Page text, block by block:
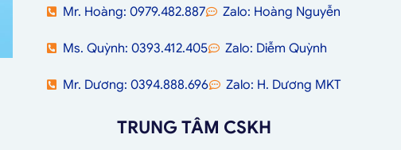
Mr. Hoàng: 0979.482.887 Zalo: Hoàng Nguyễn
Ms. Quỳnh: 0393.412.405 Zalo: Diễm Quỳnh
Mr. Dương: 0394.888.696 Zalo: H. Dương MKT
TRUNG TÂM CSKH